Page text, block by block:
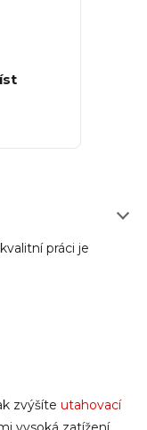
práci je
zvýšíte utahovací